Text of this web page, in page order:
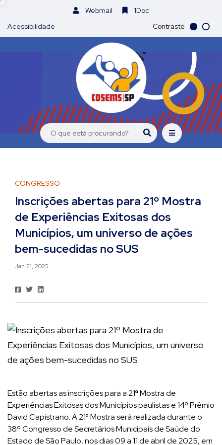
Webmail
1Doc
Acessibilidade
Contraste
CONGRESSO
Inscrições abertas para 21º Mostra
de Experiências Exitosas dos
Municípios, um universo de ações
bem-sucedidas no SUS
Jan 21, 2025
Estão abertas as inscrições para a 21ª Mostra de
Experiências Exitosas dos Municípios paulistas e 14º Prêmio
David Capistrano. A 21ª Mostra será realizada durante o
38º Congresso de Secretários Municipais de Saúde do
Estado de São Paulo, nos dias 09 a 11 de abril de 2025, em